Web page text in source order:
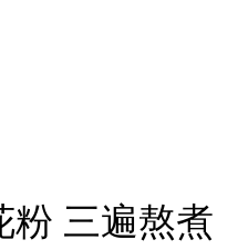
粉 三遍熬煮